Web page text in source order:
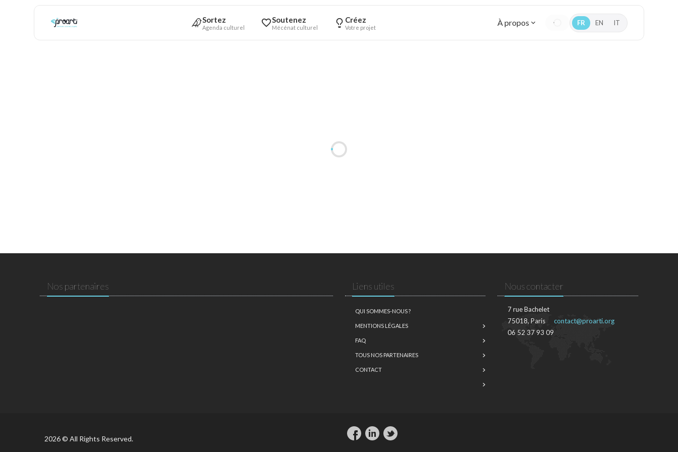
Sortez
Agenda culturel
Soutenez
Mécénat culturel
Créez
Votre projet À propos FR EN IT
Nos partenaires Liens utiles
QUI SOMMES-NOUS ?
MENTIONS LÉGALES
FAQ
TOUS NOS PARTENAIRES
CONTACT
Nous contacter
7 rue Bachelet
75018, Paris
06 52 37 93 09
contact@proarti.org
2026 © All Rights Reserved.